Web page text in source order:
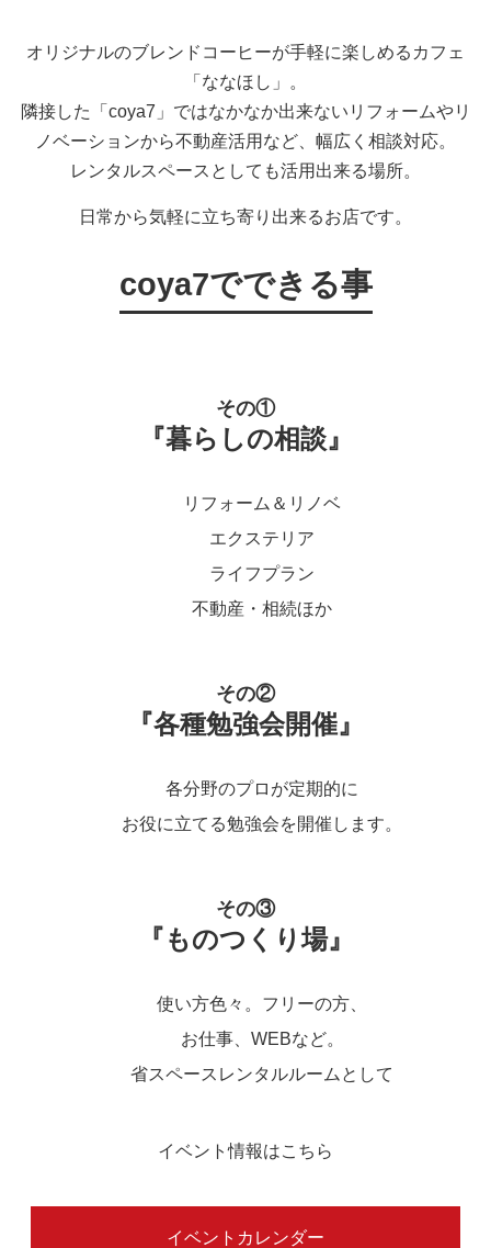
オリジナルのブレンドコーヒーが手軽に楽しめるカフェ
「ななほし」。
隣接した「coya7」ではなかなか出来ないリフォームやリ
ノベーションから不動産活用など、幅広く相談対応。
レンタルスペースとしても活用出来る場所。
日常から気軽に立ち寄り出来るお店です。
coya7でできる事
その①
『暮らしの相談』
リフォーム＆リノベ
エクステリア
ライフプラン
不動産・相続ほか
その②
『各種勉強会開催』
各分野のプロが定期的に
お役に立てる勉強会を開催します。
その③
『ものつくり場』
使い方色々。フリーの方、
お仕事、WEBなど。
省スペースレンタルルームとして
イベント情報はこちら
イベントカレンダー